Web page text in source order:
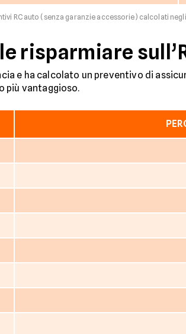
RC auto (senza garanzie accessorie) calcolati
risparmiare
e ha calcolato un preventivo di
più vantaggioso.